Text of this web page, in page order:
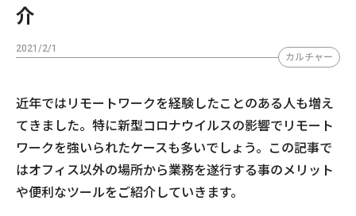
介
2021/2/1
カルチャー
近年ではリモートワークを経験したことのある人も増え
てきました。特に新型コロナウイルスの影響でリモート
ワークを強いられたケースも多いでしょう。この記事で
はオフィス以外の場所から業務を遂行する事のメリット
や便利なツールをご紹介していきます。